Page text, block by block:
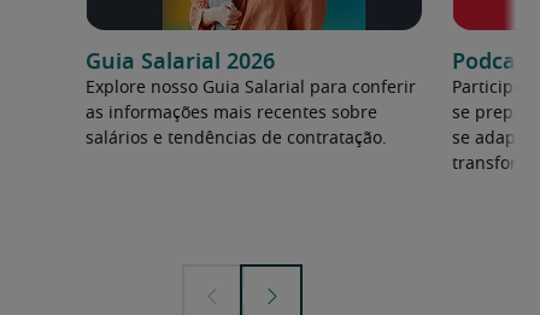
Guia Salarial 2026
Explore nosso Guia Salarial para conferir
as informações mais recentes sobre
salários e tendências de contratação.
Participe
se
se